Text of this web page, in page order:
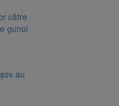
către
gunoi
au